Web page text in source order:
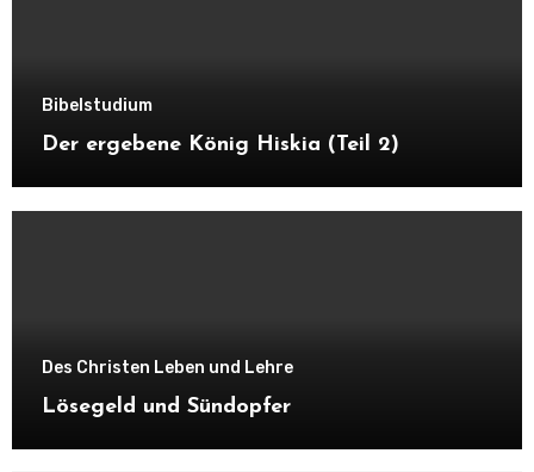
Bibelstudium
Der ergebene König Hiskia (Teil 2)
Des Christen Leben und Lehre
Lösegeld und Sündopfer